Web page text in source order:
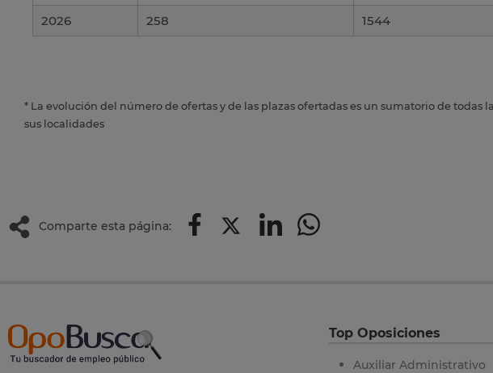
2026
258 1544
* La evolución del número de ofertas y de las plazas ofertadas es un sumatorio de todas
sus localidades
Comparte esta página:
Top Oposiciones
Auxiliar Administrativo